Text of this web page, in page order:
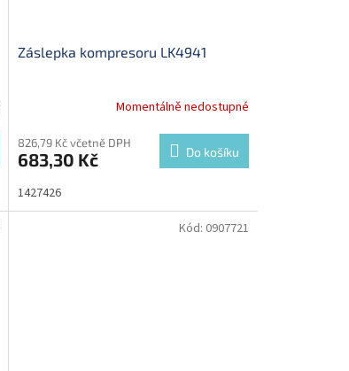
Záslepka kompresoru LK4941
Momentálně nedostupné
826,79 Kč včetně DPH
683,30 Kč Do košíku
1427426
Kód: 0907721